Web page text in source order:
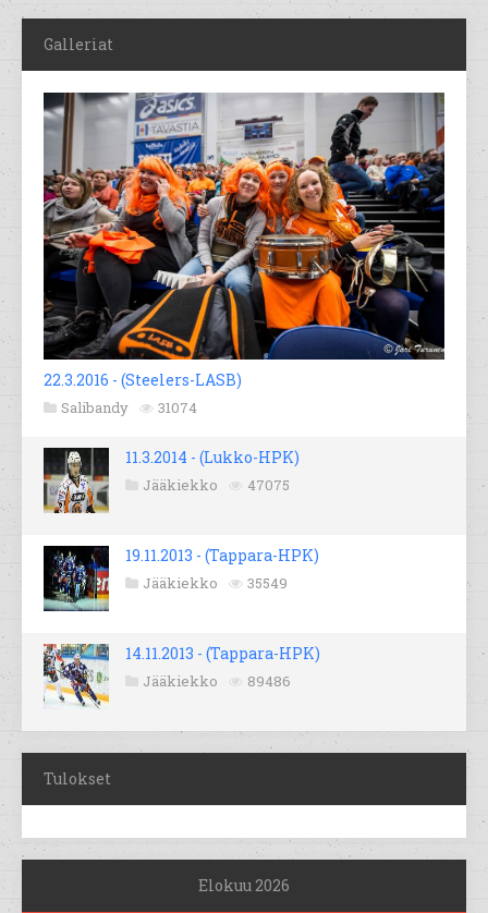
Galleriat
22.3.2016 - (Steelers-LASB)
Salibandy 31074
11.3.2014 - (Lukko-HPK)
Jääkiekko 47075
19.11.2013 - (Tappara-HPK)
Jääkiekko 35549
14.11.2013 - (Tappara-HPK)
Jääkiekko 89486
Tulokset
Elokuu 2026